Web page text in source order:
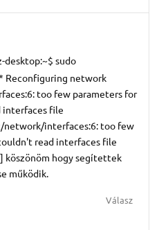
desktop:~$ sudo
network
too few parameters for
interfaces file
interfaces:6: too few
read interfaces file
hogy segítettek
működik.
Válasz